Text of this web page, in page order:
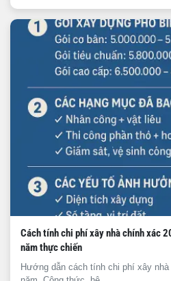
Cách tính chi phí xây nhà chính xác
năm thực chiến
Hướng dẫn cách tính chi phí xây